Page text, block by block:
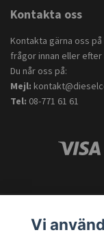
Kontakta oss
Kontakta gärna oss
frågor innan eller efter
Du når oss på:
Mejl:
Tel: 08-771 61 61
Vi